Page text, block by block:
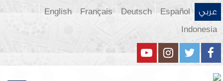
عربي Español
Deutsch
Français
English
Indonesia